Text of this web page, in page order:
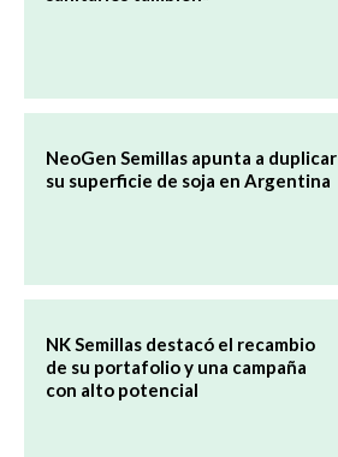
NeoGen Semillas apunta a duplicar
su superficie de soja en Argentina
NK Semillas destacó el recambio
de su portafolio y una campaña
con alto potencial